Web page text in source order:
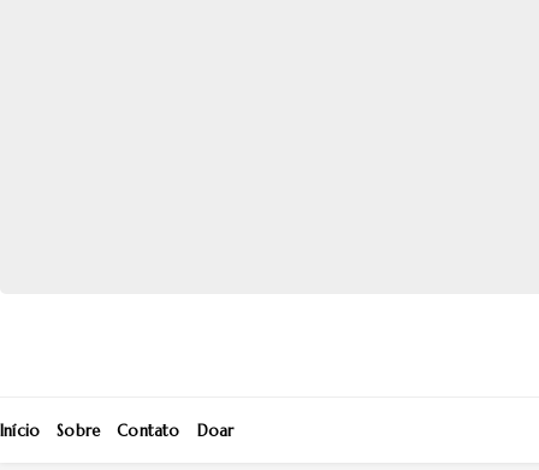
Início Sobre Contato Doar